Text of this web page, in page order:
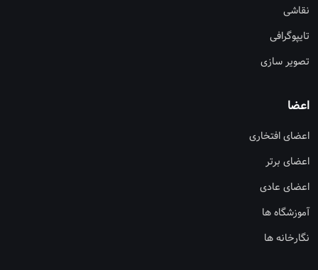
نقاشی
تایپوگرافی
تصویر سازی
اعضا
اعضای افتخاری
اعضای برتر
اعضای عادی
آموزشگاه ها
نگارخانه ها